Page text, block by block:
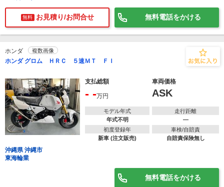
無料 お見積り/お問合せ 無料電話をかける
ホンダ 複数画像
ホンダ グロム ＨＲＣ ５速ＭＴ ＦＩ
支払総額 車両価格
- -万円 ASK
モデル年式
年式不明
走行距離
―
初度登録年
新車 (注文販売)
車検/自賠責
自賠責保険無し
沖縄県 沖縄市
東海輪業
無料電話をかける